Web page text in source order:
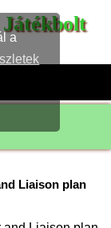
a
Játékbolt
Liaison plan